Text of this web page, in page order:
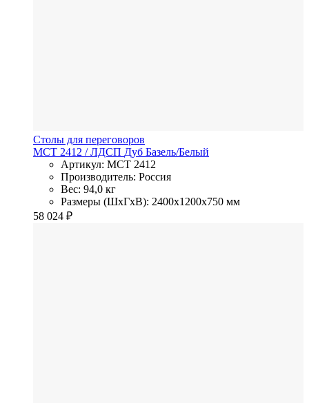
Столы для переговоров
MCT 2412 / ЛДСП Дуб Базель/Белый
Артикул: MCT 2412
Производитель: Россия
Вес: 94,0 кг
Размеры (ШхГхВ): 2400x1200x750 мм
58 024 ₽